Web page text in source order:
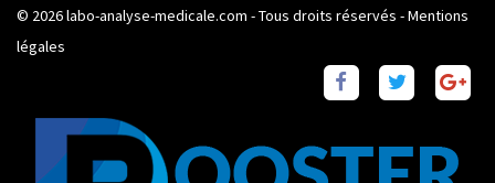
© 2026labo-analyse-medicale.com - Tous droits réservés -Mentions
légales